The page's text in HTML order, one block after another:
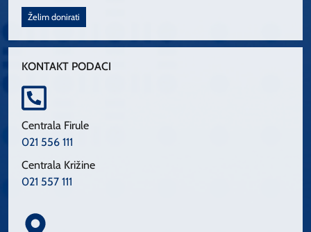
Želim donirati
KONTAKT PODACI
Centrala Firule
021 556 111
Centrala Križine
021 557 111